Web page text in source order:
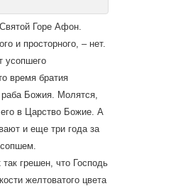
Горе Афон.
и просторного, – нет.
усопшего
время братия
раба Божия. Молятся,
в Царство Божие. А
и еще три года за
грешен, что Господь
желтоватого цвета